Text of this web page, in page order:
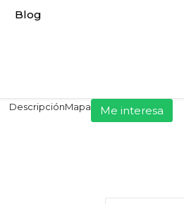
Blog
DescripciónMapa Me interesa